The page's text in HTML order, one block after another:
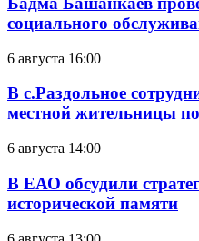
социального
6 августа 16:00
В с.Раздольное
местной жительницы
6 августа 14:00
В ЕАО обсудили
исторической памяти